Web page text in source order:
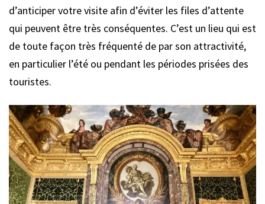
d’anticiper votre visite afin d’éviter les files d’attente
qui peuvent être très conséquentes. C’est un lieu qui est
de toute façon très fréquenté de par son attractivité,
en particulier l’été ou pendant les périodes prisées des
touristes.